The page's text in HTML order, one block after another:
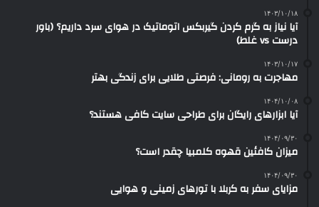
۱۴۰۳/۱۰/۱۸
آیا نیاز به گرم کردن گیربکس اتوماتیک در هوای سرد داریم؟ (باور
درست vs غلط)
۱۴۰۳/۱۰/۱۷
مهاجرت به رومانی: فرصتی طلایی برای زندگی بهتر
۱۴۰۴/۱۰/۰۸
آیا ابزارهای رایگان برای طراحی سایت کافی هستند؟
۱۴۰۴/۰۹/۳۰
میزان کافئین قهوه کلمبیا چقدر است؟
۱۴۰۴/۰۹/۳۰
مزایای سفر به کربلا با تورهای زمینی و هوایی